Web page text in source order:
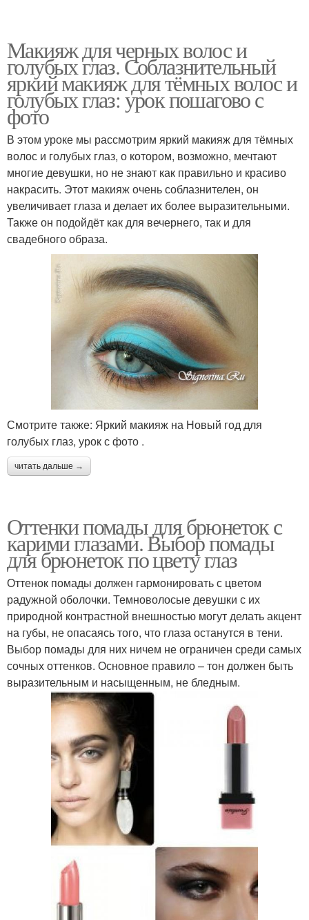
Макияж для черных волос и
голубых глаз. Соблазнительный
яркий макияж для тёмных волос и
голубых глаз: урок пошагово с
фото
В этом уроке мы рассмотрим яркий макияж для тёмных
волос и голубых глаз, о котором, возможно, мечтают
многие девушки, но не знают как правильно и красиво
накрасить. Этот макияж очень соблазнителен, он
увеличивает глаза и делает их более выразительными.
Также он подойдёт как для вечернего, так и для
свадебного образа.
Смотрите также: Яркий макияж на Новый год для
голубых глаз, урок с фото .
читать дальше →
Оттенки помады для брюнеток с
карими глазами. Выбор помады
для брюнеток по цвету глаз
Оттенок помады должен гармонировать с цветом
радужной оболочки. Темноволосые девушки с их
природной контрастной внешностью могут делать акцент
на губы, не опасаясь того, что глаза останутся в тени.
Выбор помады для них ничем не ограничен среди самых
сочных оттенков. Основное правило – тон должен быть
выразительным и насыщенным, не бледным.